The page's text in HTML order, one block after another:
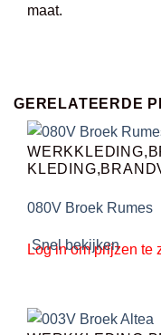
maat.
GERELATEERDE
Snel bekijken
080V Broek Rumes
Log in om prijzen te